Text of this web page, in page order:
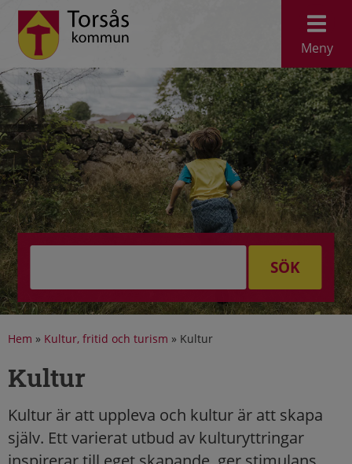
Meny
SÖK
Hem » Kultur, fritid och turism » Kultur
Kultur
Kultur är att uppleva och kultur är att skapa
själv. Ett varierat utbud av kulturyttringar